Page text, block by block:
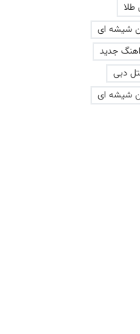
شیشه ای
اهنگ جدید
دبی
شیشه ای